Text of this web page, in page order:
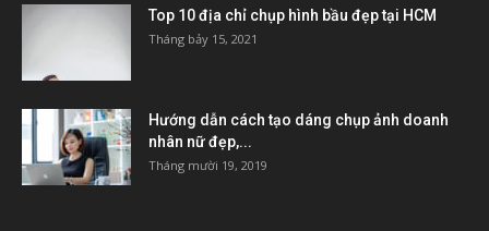
Top 10 địa chỉ chụp hình bầu đẹp tại HCM
Tháng bảy 15, 2021
Hướng dẫn cách tạo dáng chụp ảnh doanh
nhân nữ đẹp,...
Tháng mười 19, 2019